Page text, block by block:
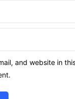
and website in